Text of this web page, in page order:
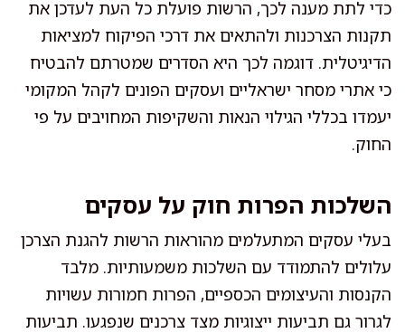
כדי לתת מענה לכך, הרשות פועלת כל העת לעדכן את
תקנות הצרכנות ולהתאים את דרכי הפיקוח למציאות
הדיגיטלית. דוגמה לכך היא הסדרים שמטרתם להבטיח
כי אתרי מסחר ישראליים ועסקים הפונים לקהל המקומי
יעמדו בכללי הגילוי הנאות והשקיפות המחויבים על פי
החוק.
השלכות הפרות חוק על עסקים
בעלי עסקים המתעלמים מהוראות הרשות להגנת הצרכן
עלולים להתמודד עם השלכות משמעותיות. מלבד
הקנסות והעיצומים הכספיים, הפרות חמורות עשויות
לגרור גם תביעות ייצוגיות מצד צרכנים שנפגעו. תביעות